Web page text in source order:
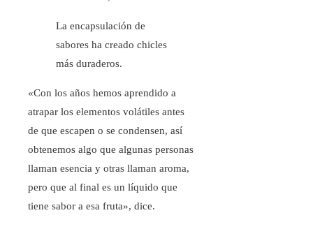
La encapsulación de
sabores ha creado chicles
más duraderos.
«Con los años hemos aprendido a
atrapar los elementos volátiles antes
de que escapen o se condensen, así
obtenemos algo que algunas personas
llaman esencia y otras llaman aroma,
pero que al final es un líquido que
tiene sabor a esa fruta», dice.